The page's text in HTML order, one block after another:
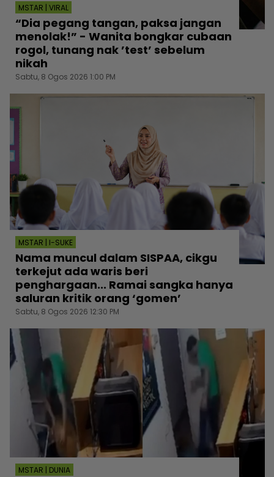
MSTAR | VIRAL
“Dia pegang tangan, paksa jangan
menolak!” - Wanita bongkar cubaan
rogol, tunang nak ’test’ sebelum
nikah
Sabtu, 8 Ogos 2026 1:00 PM
MSTAR | I-SUKE
Nama muncul dalam SISPAA, cikgu
terkejut ada waris beri
penghargaan... Ramai sangka hanya
saluran kritik orang ‘gomen’
Sabtu, 8 Ogos 2026 12:30 PM
MSTAR | DUNIA